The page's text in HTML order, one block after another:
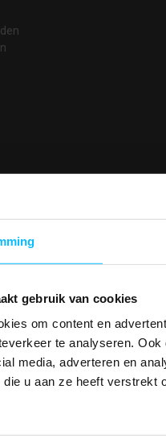
gebruik van cookies
om content en
te analyseren.
media, adverteren en
die u aan ze heeft verstrekt
Nederland vanaf € 150,- excl.
herroepen
PAK